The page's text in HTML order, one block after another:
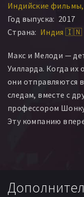
Индийские фильмы
Год выпуска: 2017
Страна: Индия 🇮🇳
Макс и Мелоди —
Уилларда. Когда их
они отправляются
следам, вместе с
профессором
Эту компанию
цивилизацией и
единороги,